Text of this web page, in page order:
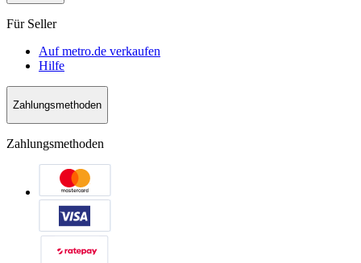
Für Seller
Auf metro.de verkaufen
Hilfe
Zahlungsmethoden
Zahlungsmethoden